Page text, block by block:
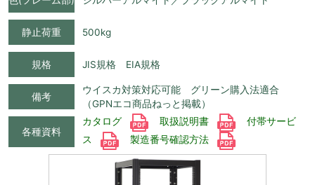
静止荷重 500kg
規格 JIS規格 EIA規格
備考
ウイスカ対策対応可能 グリーン購入法適合
（GPNエコ商品ねっと掲載）
各種資料
カタログ 取扱説明書
付帯サービ
ス
製造番号確認方法